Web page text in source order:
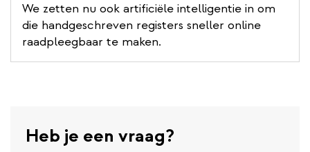
We zetten nu ook artificiële intelligentie in om
die handgeschreven registers sneller online
raadpleegbaar te maken.
Heb je een vraag?